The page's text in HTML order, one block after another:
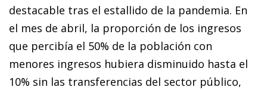
destacable tras el estallido de la pandemia. En
el mes de abril, la proporción de los ingresos
que percibía el 50% de la población con
menores ingresos hubiera disminuido hasta el
10% sin las transferencias del sector público,